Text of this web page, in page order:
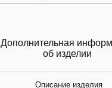
Дополнительная
об изделии
Описание изделия